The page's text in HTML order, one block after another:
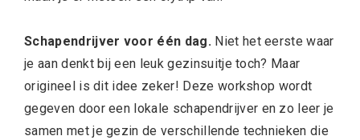
Schapendrijver voor één dag.Niet het eerste waar
je aan denkt bij een leuk gezinsuitje toch? Maar
origineel is dit idee zeker! Deze workshop wordt
gegeven door een lokale schapendrijver en zo leer je
samen met je gezin de verschillende technieken die